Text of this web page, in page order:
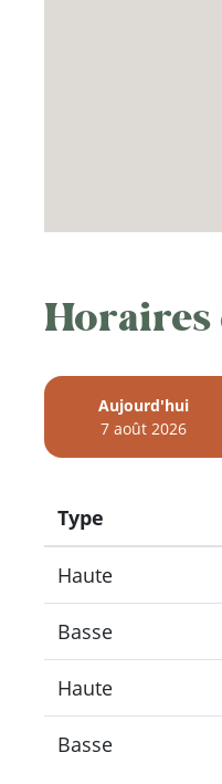
Horaires
Aujourd'hui
7 août 2026
Type
Haute
Basse
Haute
Basse